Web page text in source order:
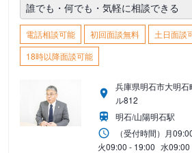
誰でも・何でも・気軽に相談できる
電話相談可能 初回面談無料
土日面談
18時以降面談可能
兵庫県明石市大明
ル812
明石/山陽明石駅
（受付時間） 月
火09:00 - 19:00 水09:00